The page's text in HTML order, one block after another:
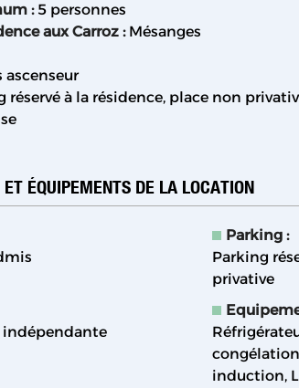
: 5 personnes
aux Carroz : Mésanges
ascenseur
réservé à la résidence, place non
ÉQUIPEMENTS DE LA LOCATION
Parking :
Parking
privative
indépendante
congélation
induction